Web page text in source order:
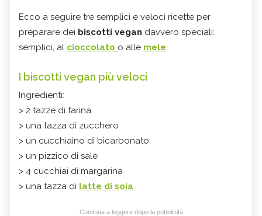
Ecco a seguire tre semplici e veloci ricette per
preparare dei biscotti vegan davvero speciali:
semplici, al cioccolato o alle mele.
I biscotti vegan più veloci
Ingredienti:
> 2 tazze di farina
> una tazza di zucchero
> un cucchiaino di bicarbonato
> un pizzico di sale
> 4 cucchiai di margarina
> una tazza di latte di soia
Continua a leggere dopo la pubblicità